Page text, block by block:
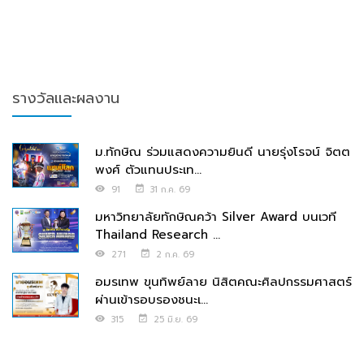
รางวัลและผลงาน
ม.ทักษิณ ร่วมแสดงความยินดี นายรุ่งโรจน์ จิตต
พงศ์ ตัวแทนประเท...
91 31 ก.ค. 69
มหาวิทยาลัยทักษิณคว้า Silver Award บนเวที
Thailand Research ...
271 2 ก.ค. 69
อมรเทพ ขุนทิพย์ลาย นิสิตคณะศิลปกรรมศาสตร์
ผ่านเข้ารอบรองชนะเ...
315 25 มิ.ย. 69